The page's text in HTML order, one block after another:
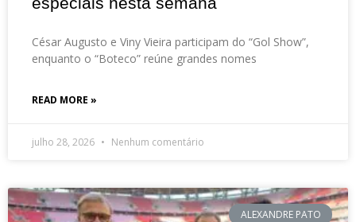
César Augusto e Viny Vieira participam do “Gol Show”,
enquanto o “Boteco” reúne grandes nomes
READ MORE »
julho 28, 2026 Nenhum comentário
ALEXANDRE PATO